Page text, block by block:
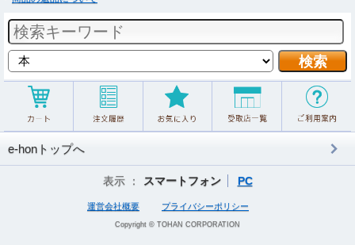
e-honトップへ
表示 ： スマートフォン PC
運営会社概要 プライバシーポリシー
Copyright © TOHAN CORPORATION